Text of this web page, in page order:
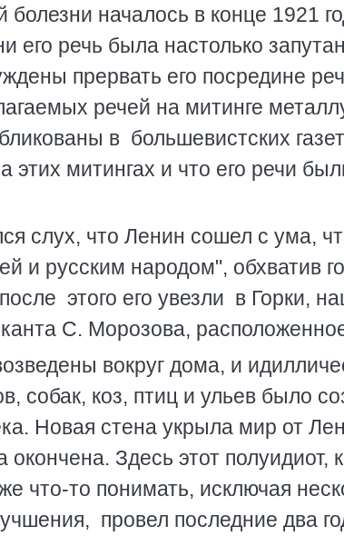
болезни началось в конце 1921
его речь была настолько
прервать его посредине
речей на митинге
в большевистских
этих митингах и что его речи
слух, что Ленин сошел с ума,
и русским народом", обхватив
этого его увезли в Горки,
С. Морозова,
вокруг дома, и
собак, коз, птиц и ульев было
Новая стена укрыла мир от
Здесь этот полуидиот,
что-то понимать, исключая
провел последние два